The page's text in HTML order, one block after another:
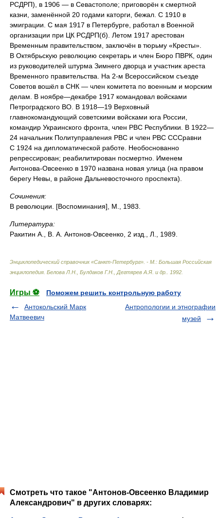
РСДРП), в 1906 — в Севастополе; приговорён к смертной
казни, заменённой 20 годами каторги, бежал. С 1910 в
эмиграции. С мая 1917 в Петербурге, работал в Военной
организации при ЦК РСДРП(б). Летом 1917 арестован
Временным правительством, заключён в тюрьму «Кресты».
В Октябрьскую революцию секретарь и член Бюро ПВРК, один
из руководителей штурма Зимнего дворца и участник ареста
Временного правительства. На 2-м Всероссийском съезде
Советов вошёл в СНК — член комитета по военным и морским
делам. В ноябре—декабре 1917 командовал войсками
Петроградского ВО. В 1918—19 Верховный
главнокомандующий советскими войсками юга России,
командир Украинского фронта, член РВС Республики. В 1922—
24 начальник Политуправления РВС и член РВС СССравни
С 1924 на дипломатической работе. Необоснованно
репрессирован; реабилитирован посмертно. Именем
Антонова-Овсеенко в 1970 названа новая улица (на правом
берегу Невы, в районе Дальневосточного проспекта).
Сочинения:
В революции. [Воспоминания], М., 1983.
Литература:
Ракитин А., В. А. Антонов-Овсеенко, 2 изд., Л., 1989.
Энциклопедический справочник «Санкт-Петербург». - М.: Большая Российская
энциклопедия Белова Л.Н., Булдаков Г.Н., Дегтярев А.Я. и др. 1992
Игры ⚽
Поможем решить контрольную работу
Антокольский Марк
Матвеевич
Антропологии и этнографии
музей
Смотреть что такое "Антонов-Овсеенко Владимир
Александрович" в других словарях: